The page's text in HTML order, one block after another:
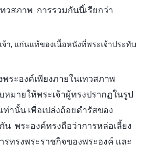
วสภาพ การรวมกันนี้เรียกว่า
า, แก่นแท้ของเนื้อหนังที่พระเจ้าประทับ
ระองค์เพียงภายในเทวสภาพ
มายให้พระเจ้าผู้ทรงปรากฏในรูป
านั้น เพื่อเปล่งถ้อยดำรัสของ
พระองค์ทรงถือว่าการหล่อเลี้ยง
ทรงพระราชกิจของพระองค์ และ